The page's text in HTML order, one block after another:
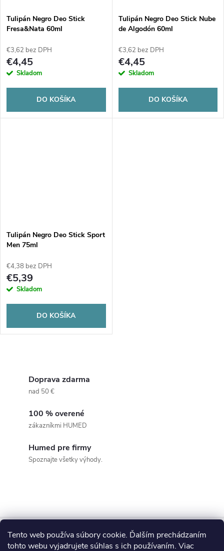
Tento web používa súbory cookie. Ďalším prechádzaním
tohto webu vyjadrujete súhlas s ich používaním. Viac
Tulipán Negro Deo Stick
Fresa&Nata 60ml
€3,62 bez DPH
€4,45
Skladom
DO KOŠÍKA
Tulipán Negro Deo Stick Nube
de Algodón 60ml
€3,62 bez DPH
€4,45
Skladom
DO KOŠÍKA
Tulipán Negro Deo Stick Sport
Men 75ml
€4,38 bez DPH
€5,39
Skladom
DO KOŠÍKA
e
p
Doprava zdarma
nad 50 €
100 % overené
zákazníkmi HUMED
Humed pre firmy
Spoznajte všetky výhody.
ZBlog